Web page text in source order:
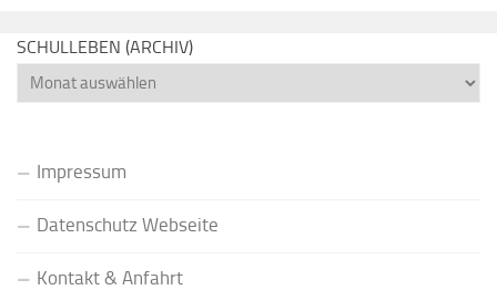
SCHULLEBEN (ARCHIV)
Schulleben
(Archiv)
Impressum
Datenschutz Webseite
Kontakt & Anfahrt